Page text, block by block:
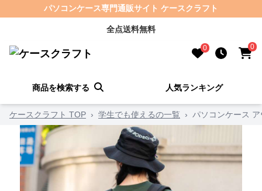
パソコンケース専門通販サイト ケースクラフト
全点送料無料
0 0
商品を検索する 人気ランキング
ケースクラフト TOP › 学生でも使えるの一覧 › パソコンケース